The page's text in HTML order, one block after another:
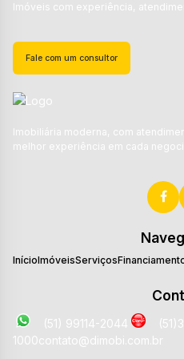
Imóveis com experiência,
Fale com um consultor
Imobiliária moderna, com
melhor experiência em cada
InícioImóveisServiços
(51) 99114-2044
1000contato@dimobi.com.br